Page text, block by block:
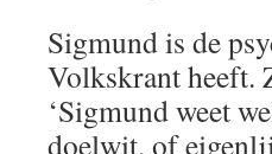
Sigmund is de
Volkskrant heeft.
‘Sigmund weet
doelwit, of